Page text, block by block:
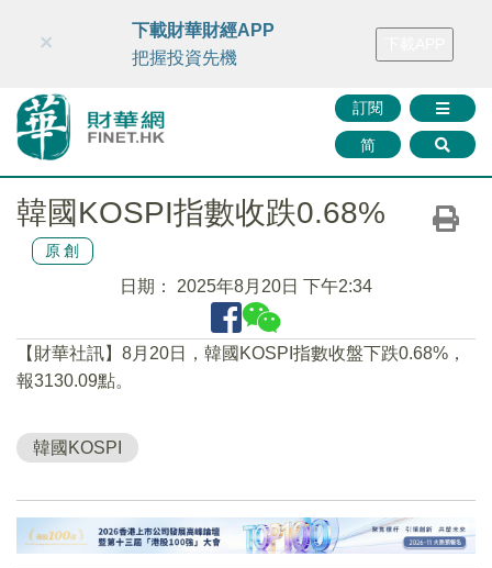
財華智庫網 FINTV FINMETA 財華證券 媒體矩陣
訂閱
简
×
下載財華財經APP
把握投資先機
韓國KOSPI指數收跌0.68%
原創
日期： 2025年8月20日 下午2:34
【財華社訊】8月20日，韓國KOSPI指數收盤下跌0.68%，
報3130.09點。
韓國KOSPI